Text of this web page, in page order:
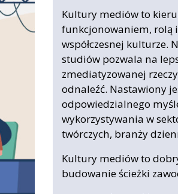
Kultury mediów to
funkcjonowaniem, rolą
współczesnej kulturze.
studiów pozwala na
zmediatyzowanej
odnaleźć. Nastawiony
odpowiedzialnego
wykorzystywania w
twórczych, branży
Kultury mediów to
budowanie ścieżki